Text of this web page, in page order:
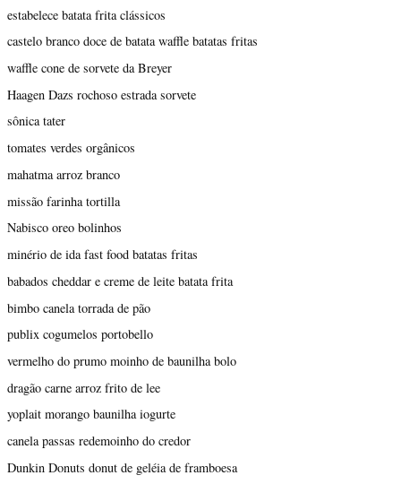
estabelece batata frita clássicos
castelo branco doce de batata waffle batatas fritas
waffle cone de sorvete da Breyer
Haagen Dazs rochoso estrada sorvete
sônica tater
tomates verdes orgânicos
mahatma arroz branco
missão farinha tortilla
Nabisco oreo bolinhos
minério de ida fast food batatas fritas
babados cheddar e creme de leite batata frita
bimbo canela torrada de pão
publix cogumelos portobello
vermelho do prumo moinho de baunilha bolo
dragão carne arroz frito de lee
yoplait morango baunilha iogurte
canela passas redemoinho do credor
Dunkin Donuts donut de geléia de framboesa